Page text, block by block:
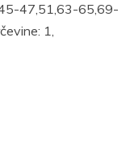
47,51,63-65,69-
1,